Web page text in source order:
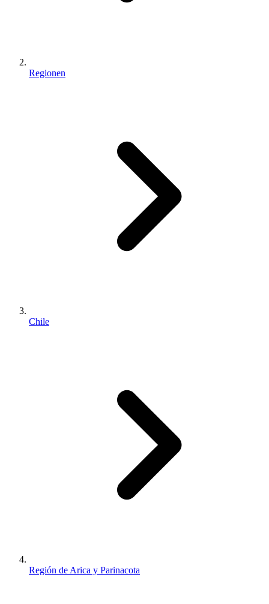
Regionen
Chile
Región de Arica y Parinacota